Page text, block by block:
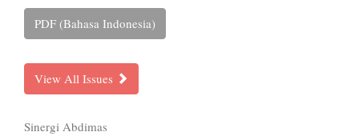
PDF (Bahasa Indonesia)
View All Issues
Sinergi Abdimas